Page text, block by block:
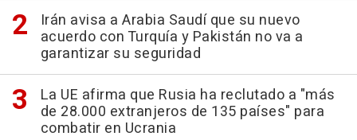
Irán avisa a Arabia Saudí que su nuevo
acuerdo con Turquía y Pakistán no va a
garantizar su seguridad
La UE afirma que Rusia ha reclutado a "más
de 28.000 extranjeros de 135 países" para
combatir en Ucrania